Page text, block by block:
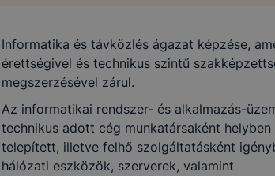
Informatika és távközlés ágazat képzése,
érettségivel és technikus szintű
megszerzésével zárul.
Az informatikai rendszer- és alkalmazás-
technikus adott cég munkatársaként helyben
telepített, illetve felhő szolgáltatásként
hálózati eszközök, szerverek, valamint